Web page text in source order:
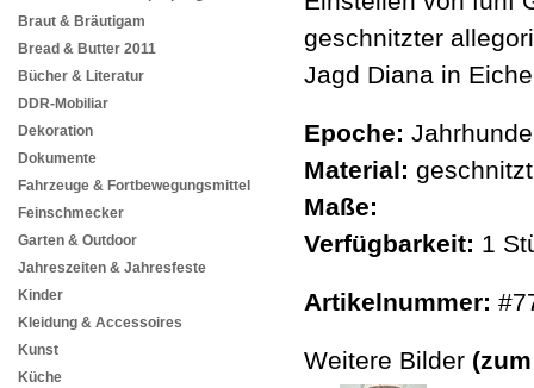
Braut & Bräutigam
Bread & Butter 2011
Bücher & Literatur
DDR-Mobiliar
Dekoration
Dokumente
Fahrzeuge & Fortbewegungsmittel
Feinschmecker
Garten & Outdoor
Jahreszeiten & Jahresfeste
Kinder
Kleidung & Accessoires
Kunst
Küche
geschnitzter
Jagd Diana in
Epoche:
Material:
Maße:
Verfügbarkeit: 1
Artikelnummer:
Weitere Bilder